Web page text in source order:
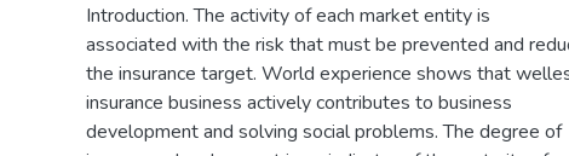
Introduction. The activity of each market entity is
associated with the risk that must be prevented and
the insurance target. World experience shows that
insurance business actively contributes to business
development and solving social problems. The degree of